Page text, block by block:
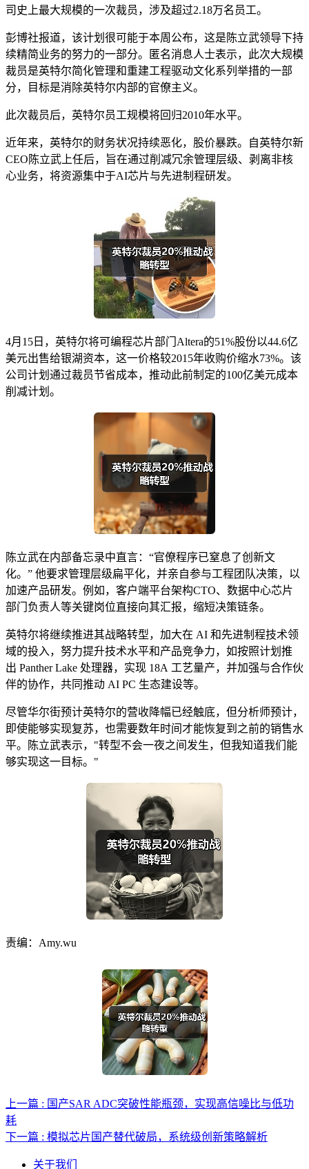
司史上最大规模的一次裁员，涉及超过2.18万名员工。
彭博社报道，该计划很可能于本周公布，这是陈立武领导下持
续精简业务的努力的一部分。匿名消息人士表示，此次大规模
裁员是英特尔简化管理和重建工程驱动文化系列举措的一部
分，目标是消除英特尔内部的官僚主义。
此次裁员后，英特尔员工规模将回归2010年水平。
近年来，英特尔的财务状况持续恶化，股价暴跌。自英特尔新
CEO陈立武上任后，旨在通过削减冗余管理层级、剥离非核
心业务，将资源集中于AI芯片与先进制程研发。
4月15日，英特尔将可编程芯片部门Altera的51%股份以44.6亿
美元出售给银湖资本，这一价格较2015年收购价缩水73%。该
公司计划通过裁员节省成本，推动此前制定的100亿美元成本
削减计划。
陈立武在内部备忘录中直言：“官僚程序已窒息了创新文
化。” 他要求管理层级扁平化，并亲自参与工程团队决策，以
加速产品研发。例如，客户端平台架构CTO、数据中心芯片
部门负责人等关键岗位直接向其汇报，缩短决策链条。
​​英特尔将继续推进其战略转型，加大在 AI 和先进制程技术领
域的投入，努力提升技术水平和产品竞争力，如按照计划推
出 Panther Lake 处理器，实现 18A 工艺量产，并加强与合作伙
伴的协作，共同推动 AI PC 生态建设等。
尽管华尔街预计英特尔的营收降幅已经触底，但分析师预计，
即使能够实现复苏，也需要数年时间才能恢复到之前的销售水
平。陈立武表示，"转型不会一夜之间发生，但我知道我们能
够实现这一目标。"
责编：Amy.wu
上一篇 : 国产SAR ADC突破性能瓶颈，实现高信噪比与低功
耗
下一篇 : 模拟芯片国产替代破局，系统级创新策略解析
关于我们